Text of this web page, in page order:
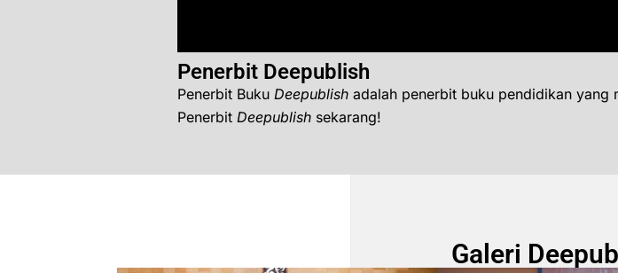
Penerbit Deepublish
Penerbit Buku Deepublish adalah penerbit buku pendidikan yang
Penerbit Deepublish sekarang!
Galeri